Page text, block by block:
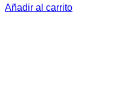
Añadir al carrito